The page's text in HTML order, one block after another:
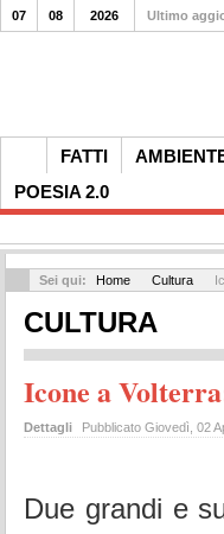
FATTI
POESIA 2.0
07 08 2026 Ultimo
Sei qui: Home Cultura
CULTURA
Icone a
Dettagli Pubblicato Giovedì, 02
Due grandi e